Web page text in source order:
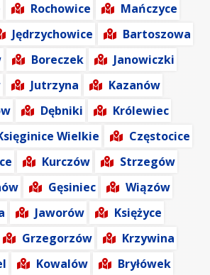
Rochowice
Mańczyce
Jędrzychowice
Bartoszowa
Boreczek
Janowiczki
Jutrzyna
Kazanów
Dębniki
Królewiec
Wielkie
Częstocice
Kurczów
Strzegów
Gęsiniec
Wiązów
Jaworów
Księżyce
Grzegorzów
Krzywina
Kowalów
Bryłówek